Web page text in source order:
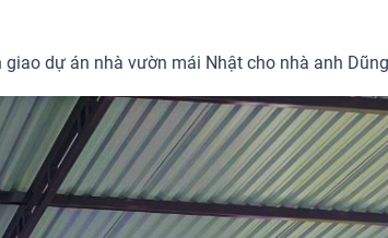
dự án nhà vườn mái Nhật cho nhà anh